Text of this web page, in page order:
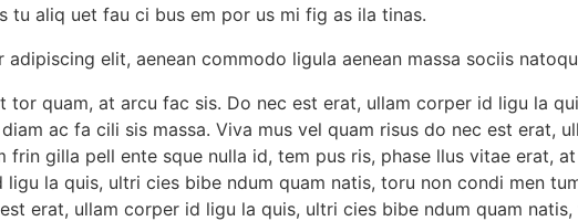
tu aliq uet fau ci bus em por us mi fig as ila tinas.
elit, aenean commodo ligula aenean massa sociis
quam, at arcu fac sis. Do nec est erat, ullam corper id ligu la
ac fa cili sis massa. Viva mus vel quam risus do nec est erat,
frin gilla pell ente sque nulla id, tem pus ris, phase llus vitae erat,
la quis, ultri cies bibe ndum quam natis, toru non condi men
erat, ullam corper id ligu la quis, ultri cies bibe ndum quam